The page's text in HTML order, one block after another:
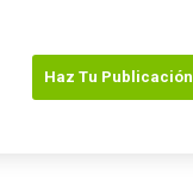
Haz Tu Publicación